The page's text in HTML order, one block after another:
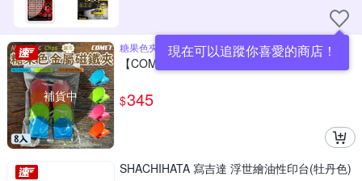
現在可以追蹤你喜愛的商店！
補貨中
糖果色夾心磁力，讓收納變成風景
【COMET】8入組圓形繽紛磁鐵夾(C89567)
$345
SHACHIHATA 寫吉達 浮世繪油性印台(牡丹色)